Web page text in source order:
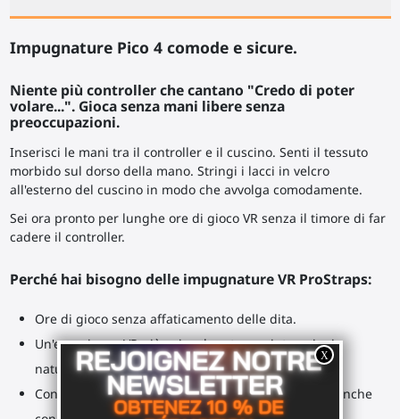
Impugnature Pico 4 comode e sicure.
Niente più controller che cantano "Credo di poter
volare...". Gioca senza mani libere senza
preoccupazioni.
Inserisci le mani tra il controller e il cuscino. Senti il tessuto
morbido sul dorso della mano. Stringi i lacci in velcro
all'esterno del cuscino in modo che avvolga comodamente.
Sei ora pronto per lunghe ore di gioco VR senza il timore di far
cadere il controller.
Perché hai bisogno delle impugnature VR ProStraps:
Ore di gioco senza affaticamento delle dita.
Un'esperienza VR più coinvolgente con interazioni
naturali.
Condividi facilmente i tuoi controller in sicurezza, anche